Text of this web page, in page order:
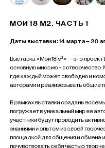
МОИ 18 М2. ЧАСТЬ 1
Даты выставки: 14 марта – 20
Выставка «Мои 18 м²» — это
основную миссию - сотворчество.
где каждый может свободно и
авторами и реализовывать общие
В рамках выставки созданы
погружает в уникальный мир ее
участники будут проводить
знаниями и опытом из своей
площадкой для общения и обмена
почувствовать себя частью